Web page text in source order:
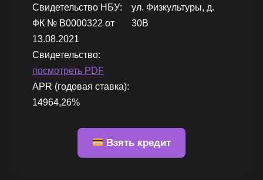
Свидетельство НБУ:
ФК № В0000322 от
13.08.2021
Свидетельство:
посмотреть PDF
APR (годовая ставка):
14964,26%
ул. Физкультуры, д.
30В
Взять кредит